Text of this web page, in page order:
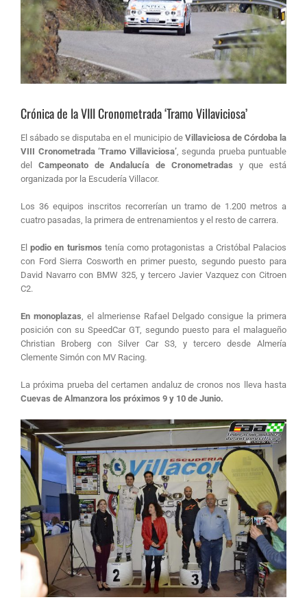
Crónica de la VIII Cronometrada ‘Tramo Villaviciosa’
El sábado se disputaba en el municipio de Villaviciosa de Córdoba la
VIII Cronometrada ‘Tramo Villaviciosa’, segunda prueba puntuable
del Campeonato de Andalucía de Cronometradas y que está
organizada por la Escudería Villacor.
Los 36 equipos inscritos recorrerían un tramo de 1.200 metros a
cuatro pasadas, la primera de entrenamientos y el resto de carrera.
Elpodio en turismos tenía como protagonistas a Cristóbal Palacios
con Ford Sierra Cosworth en primer puesto, segundo puesto para
David Navarro con BMW 325, y tercero Javier Vazquez con Citroen
C2.
En monoplazas, el almeriense Rafael Delgado consigue la primera
posición con su SpeedCar GT, segundo puesto para el malagueño
Christian Broberg con Silver Car S3, y tercero desde Almería
Clemente Simón con MV Racing.
La próxima prueba del certamen andaluz de cronos nos lleva hasta
Cuevas de Almanzora los próximos 9 y 10 de Junio.